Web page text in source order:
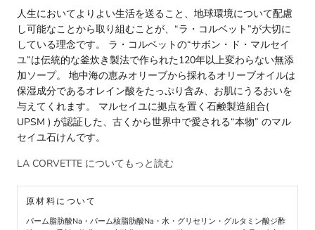
人生においてよりよい生活を送ること、地球環境について配慮
し可能なことから取り組むことが、“ラ・コルベット”が大切に
している理念です。 ラ・コルベットの“サボン・ド・マルセイ
ユ”は伝統的な釜炊き製法で作られた120年以上変わらない無添
加ソープ。 地中海の恵みオリーブから採れるオリーブオイルは
保湿成分であるオレイン酸をたっぷり含み、お肌にうるおいを
与えてくれます。 マルセイユに拠点を置く石鹸製造組合(
UPSM ) が認証した、古くから世界中で愛される“本物” のマル
セイユ石けんです。
LA CORVETTE についてもっと読む
原材料について
パーム脂肪酸Na・パーム核脂肪酸Na・水・グリセリン・グルタミン酸ジ酢